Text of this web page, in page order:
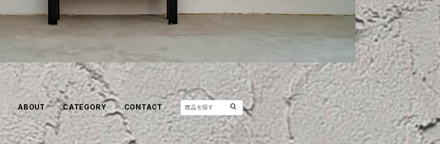
ABOUT CATEGORY CONTACT